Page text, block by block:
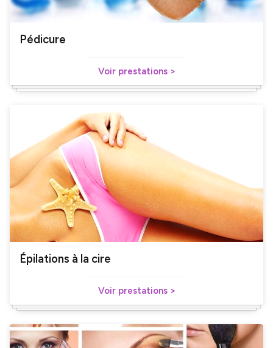
Pédicure
Voir prestations >
Épilations à la cire
Voir prestations >